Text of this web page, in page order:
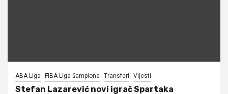
ABA Liga FIBA Liga šampiona Transferi Vijesti
Stefan Lazarević novi igrač Spartaka